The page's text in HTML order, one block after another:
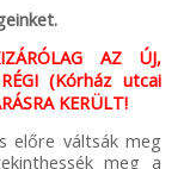
AZ ÚJ,
(Kórház utcai
KERÜLT!
előre váltsák meg
meg a